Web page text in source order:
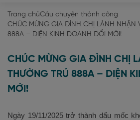
Trang chủCâu chuyện thành công
CHÚC MỪNG GIA ĐÌNH CHỊ LÀNH NHẬN
888A – DIỆN KINH DOANH ĐỔI MỚI!
CHÚC MỪNG GIA ĐÌNH CHỊ
THƯỜNG TRÚ 888A – DIỆN
MỚI!
Ngày 19/11/2025 trở thành dấu mốc